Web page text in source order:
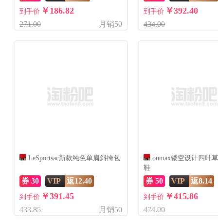
到手价 ￥186.82
271.00 月销50
到手价 ￥392.40
434.00
LeSportsac新款纯色单肩斜挎包
券 30 VIP 返12.40
到手价 ￥391.45
433.85 月销50
onmax镂空设计四叶
鞋
券 50 VIP 返8.14
到手价 ￥415.86
474.00